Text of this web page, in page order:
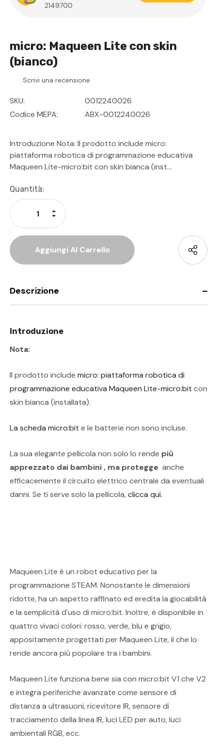
2149700
micro: Maqueen Lite con skin
(bianco)
Scrivi una recensione
SKU:
0012240026
Codice MEPA:
ABX-0012240026
Introduzione Nota: Il prodotto include micro:
piattaforma robotica di programmazione educativa
Maqueen Lite-micro:bit con skin bianca (inst…
Disponibilità
Attuale:
Quantità:
Diminuisci La Quantità Di Undefined
Aumenta La Quantità Di Undefined
Descrizione
Introduzione
Nota:
Il prodotto include micro: piattaforma robotica di
programmazione educativa Maqueen Lite-micro:bit con
skin bianca (installata).
La scheda micro:bit e le batterie non sono incluse.
La sua elegante pellicola non solo lo rende più
apprezzato dai bambini , ma protegge anche
efficacemente il circuito elettrico centrale da eventuali
danni. Se ti serve solo la pellicola,clicca qui.
Maqueen Lite è un robot educativo per la
programmazione STEAM. Nonostante le dimensioni
ridotte, ha un aspetto raffinato ed eredita la giocabilità
e la semplicità d'uso di micro:bit. Inoltre, è disponibile in
quattro vivaci colori: rosso, verde, blu e grigio,
appositamente progettati per Maqueen Lite, il che lo
rende ancora più popolare tra i bambini.
Maqueen Lite funziona bene sia con micro:bit V1 che V2
e integra periferiche avanzate come sensore di
distanza a ultrasuoni, ricevitore IR, sensore di
tracciamento della linea IR, luci LED per auto, luci
ambientali RGB, ecc.